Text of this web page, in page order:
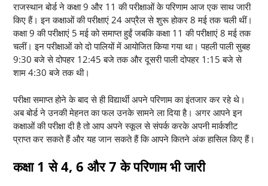
राजस्थान बोर्ड ने कक्षा 9 और 11 की परीक्षाओं के परिणाम आज एक साथ जारी
किए हैं। इन कक्षाओं की परीक्षाएं 24 अप्रैल से शुरू होकर 8 मई तक चली थीं।
कक्षा 9 की परीक्षाएं 5 मई को समाप्त हुईं जबकि कक्षा 11 की परीक्षाएं 8 मई तक
चलीं। इन परीक्षाओं को दो पालियों में आयोजित किया गया था। पहली पाली सुबह
9:30 बजे से दोपहर 12:45 बजे तक और दूसरी पाली दोपहर 1:15 बजे से
शाम 4:30 बजे तक थी।
परीक्षा समाप्त होने के बाद से ही विद्यार्थी अपने परिणाम का इंतजार कर रहे थे।
अब बोर्ड ने उनकी मेहनत का फल उनके सामने ला दिया है। अगर आपने इन
कक्षाओं की परीक्षा दी है तो आप अपने स्कूल से संपर्क करके अपनी मार्कशीट
प्राप्त कर सकते हैं और यह जान सकते हैं कि आपने कितने अंक हासिल किए हैं।
कक्षा 1 से 4, 6 और 7 के परिणाम भी जारी